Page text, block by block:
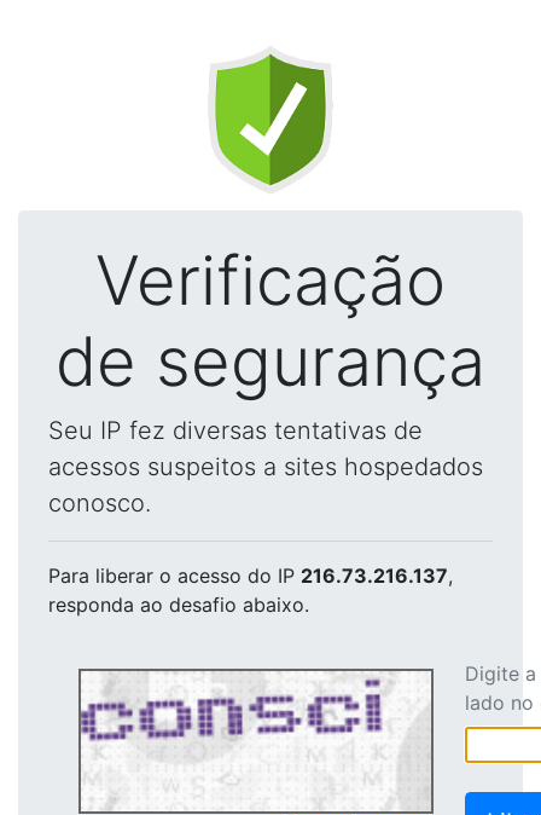
Verificação
de segurança
Seu IP fez diversas tentativas de
acessos suspeitos a sites hospedados
conosco.
Para liberar o acesso do IP 216.73.216.137,
responda ao desafio abaixo.
Digite
lado no